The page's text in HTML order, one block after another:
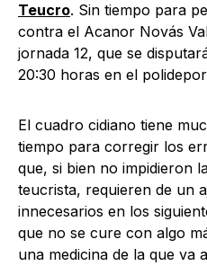
Teucro. Sin tiempo para
contra el Acanor Novás
jornada 12, que se
20:30 horas en el
El cuadro cidiano tiene
tiempo para corregir los
que, si bien no impidieron
teucrista, requieren de un
innecesarios en los
que no se cure con algo
una medicina de la que va